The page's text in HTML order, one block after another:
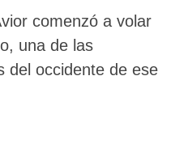
comenzó a volar
una de las
del occidente de ese